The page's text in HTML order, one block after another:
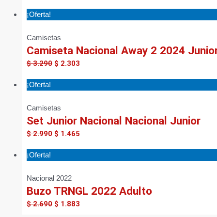
¡Oferta!
Camisetas
Camiseta Nacional Away 2 2024
$3.290 $ 2.303
¡Oferta!
Camisetas
Set Junior Nacional Nacional Junior
$2.990 $ 1.465
¡Oferta!
Nacional 2022
Buzo TRNGL 2022 Adulto
$2.690 $ 1.883